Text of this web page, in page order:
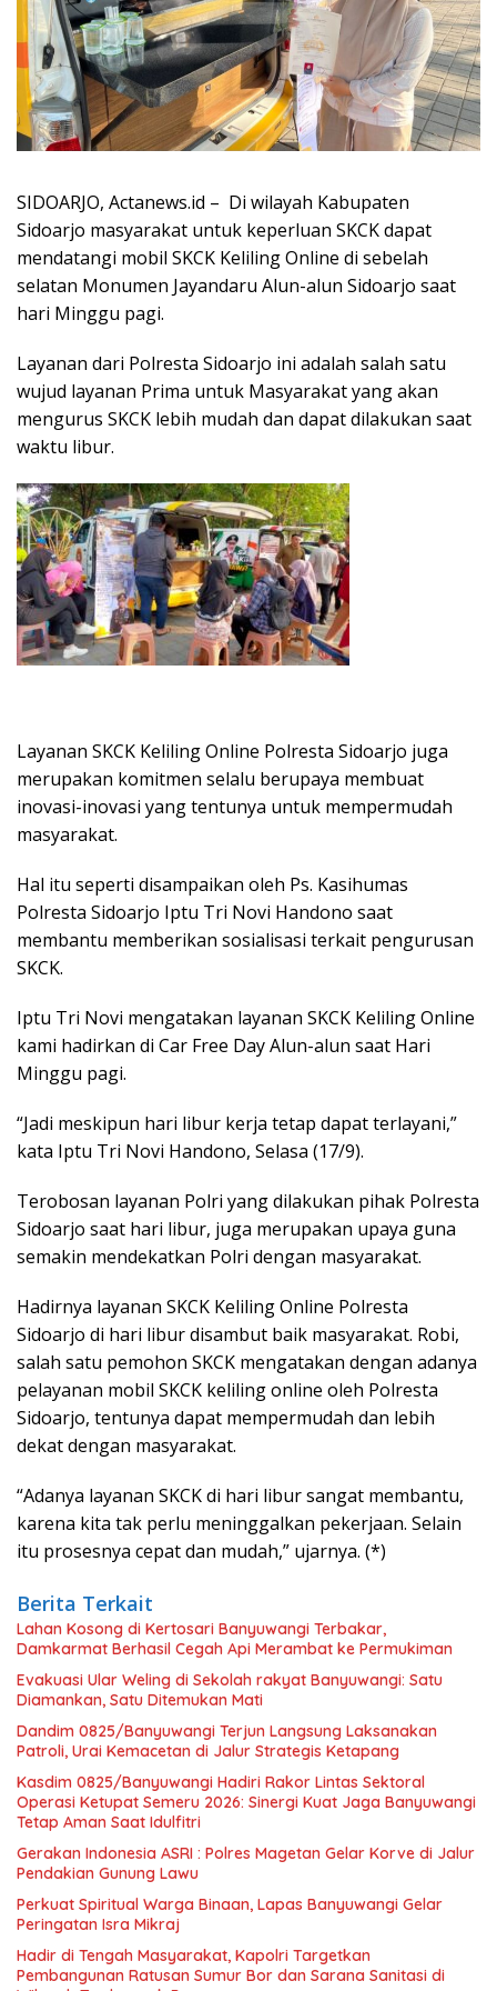
SIDOARJO, Actanews.id – Di wilayah Kabupaten
Sidoarjo masyarakat untuk keperluan SKCK dapat
mendatangi mobil SKCK Keliling Online di sebelah
selatan Monumen Jayandaru Alun-alun Sidoarjo saat
hari Minggu pagi.
Layanan dari Polresta Sidoarjo ini adalah salah satu
wujud layanan Prima untuk Masyarakat yang akan
mengurus SKCK lebih mudah dan dapat dilakukan saat
waktu libur.
Layanan SKCK Keliling Online Polresta Sidoarjo juga
merupakan komitmen selalu berupaya membuat
inovasi-inovasi yang tentunya untuk mempermudah
masyarakat.
Hal itu seperti disampaikan oleh Ps. Kasihumas
Polresta Sidoarjo Iptu Tri Novi Handono saat
membantu memberikan sosialisasi terkait pengurusan
SKCK.
Iptu Tri Novi mengatakan layanan SKCK Keliling Online
kami hadirkan di Car Free Day Alun-alun saat Hari
Minggu pagi.
“Jadi meskipun hari libur kerja tetap dapat terlayani,”
kata Iptu Tri Novi Handono, Selasa (17/9).
Terobosan layanan Polri yang dilakukan pihak Polresta
Sidoarjo saat hari libur, juga merupakan upaya guna
semakin mendekatkan Polri dengan masyarakat.
Hadirnya layanan SKCK Keliling Online Polresta
Sidoarjo di hari libur disambut baik masyarakat. Robi,
salah satu pemohon SKCK mengatakan dengan adanya
pelayanan mobil SKCK keliling online oleh Polresta
Sidoarjo, tentunya dapat mempermudah dan lebih
dekat dengan masyarakat.
“Adanya layanan SKCK di hari libur sangat membantu,
karena kita tak perlu meninggalkan pekerjaan. Selain
itu prosesnya cepat dan mudah,” ujarnya. (*)
Berita Terkait
Lahan Kosong di Kertosari Banyuwangi Terbakar,
Damkarmat Berhasil Cegah Api Merambat ke Permukiman
Evakuasi Ular Weling di Sekolah rakyat Banyuwangi: Satu
Diamankan, Satu Ditemukan Mati
Dandim 0825/Banyuwangi Terjun Langsung Laksanakan
Patroli, Urai Kemacetan di Jalur Strategis Ketapang
Kasdim 0825/Banyuwangi Hadiri Rakor Lintas Sektoral
Operasi Ketupat Semeru 2026: Sinergi Kuat Jaga Banyuwangi
Tetap Aman Saat Idulfitri
Gerakan Indonesia ASRI : Polres Magetan Gelar Korve di Jalur
Pendakian Gunung Lawu
Perkuat Spiritual Warga Binaan, Lapas Banyuwangi Gelar
Peringatan Isra Mikraj
Hadir di Tengah Masyarakat, Kapolri Targetkan
Pembangunan Ratusan Sumur Bor dan Sarana Sanitasi di